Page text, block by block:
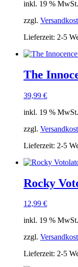
inkl. 19 % MwSt.
zzgl.
Lieferzeit: 2-5
The
39,99 €
inkl. 19 % MwSt.
zzgl.
Lieferzeit: 2-5
Rocky
12,99 €
inkl. 19 % MwSt.
zzgl.
Lieferzeit: 2-5